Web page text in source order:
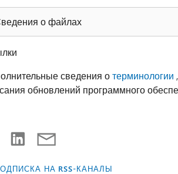
о файлах
сведения отерминологии
обновлений программного
НА RSS-КАНАЛЫ